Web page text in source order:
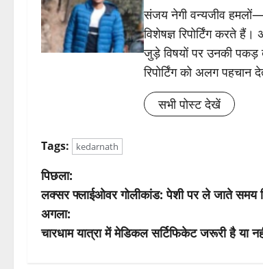
संजय नेगी वन्यजीव
विशेषज्ञ रिपोर्टिंग करते
जुड़े विषयों पर उनकी पकड़
रिपोर्टिंग को अलग पहचान
सभी पोस्ट देखें
Tags: kedarnath
पो
स्ट
ने
पिछला:
लक्सर फ्लाईओवर गोलीकांड: पेशी पर ले जाते समय
अगला:
चारधाम यात्रा में मेडिकल सर्टिफिकेट जरूरी है या